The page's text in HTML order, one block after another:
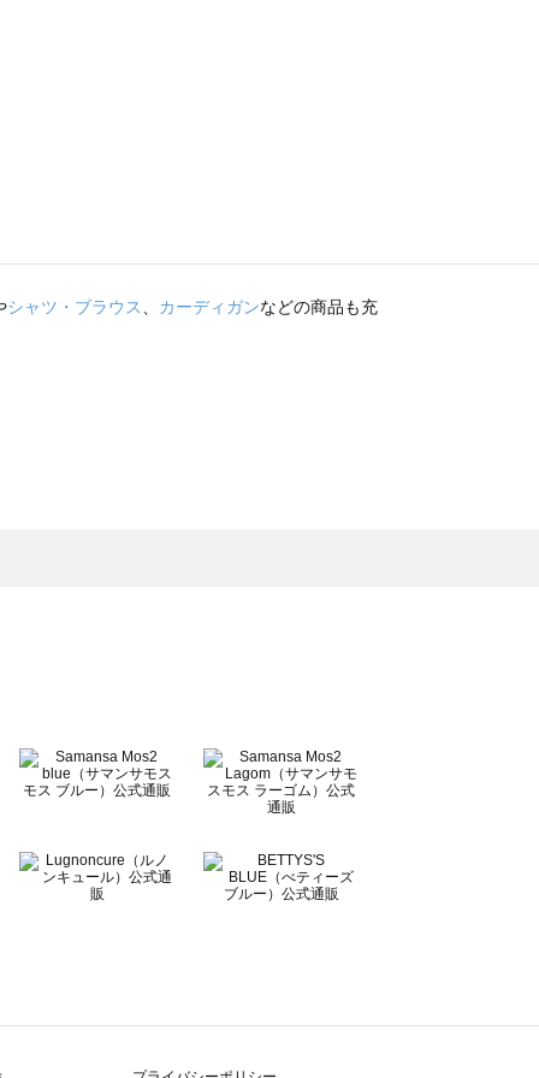
シャツ・ブラウス カーディガンなどの商品も充